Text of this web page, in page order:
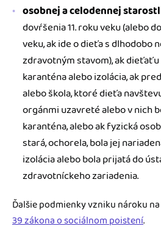
osobnej a celodennej
dovŕšenia 11. roku veku (alebo
veku, ak ide o dieťa s dlhodobo
zdravotným stavom), ak
karanténa alebo izolácia, ak
alebo škola, ktoré dieťa
orgánmi uzavreté alebo v nich
karanténa, alebo ak fyzická
stará, ochorela, bola jej
izolácia alebo bola prijatá do
zdravotníckeho zariadenia.
Ďalšie podmienky vzniku nároku
39 zákona o sociálnom poistení.